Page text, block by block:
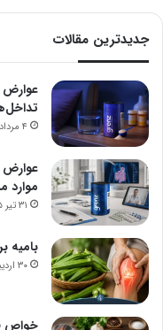
جدیدترین مقالات
عوارض
۴ مرداد ۱۴۰۵
عوارض
موارد
۳۱ تیر ۱۴۰۵
بامیه
۳۰ اردیبهشت ۱۴۰۵
خواص